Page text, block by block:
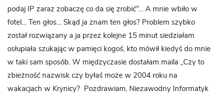
podaj IP zaraz zobaczę co da się zrobić”… A mnie wbiło w
fotel… Ten głos… Skąd ja znam ten głos? Problem szybko
został rozwiązany a ja przez kolejne 15 minut siedziałam
osłupiała szukając w pamięci kogoś, kto mówił kiedyś do mnie
w taki sam sposób. W międzyczasie dostałam maila „Czy to
zbieżność nazwisk czy byłaś może w 2004 roku na
wakacjach w Krynicy? Pozdrawiam, Niezawodny Informatyk